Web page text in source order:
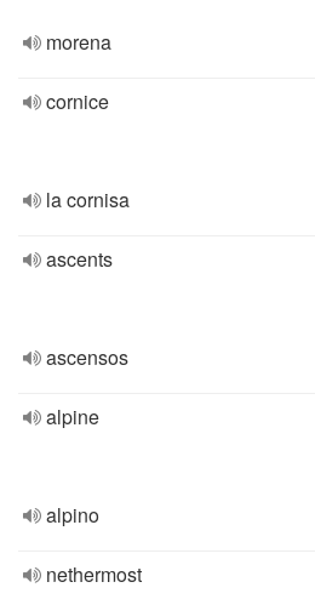
morena
cornice
la cornisa
ascents
ascensos
alpine
alpino
nethermost